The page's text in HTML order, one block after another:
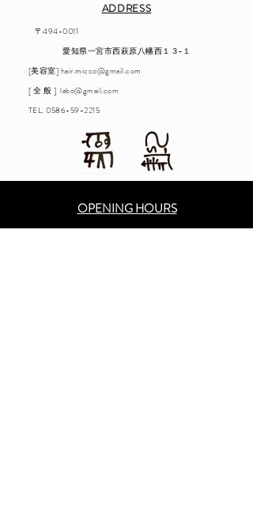
ADDRESS
〒494-0011
愛知県一宮市西萩原八幡西１３−１
[美容室] hair.micco@gmail.com
[ 全 般 ] labo@gmail.com
TEL. 0586-59-2215
OPENING HOURS